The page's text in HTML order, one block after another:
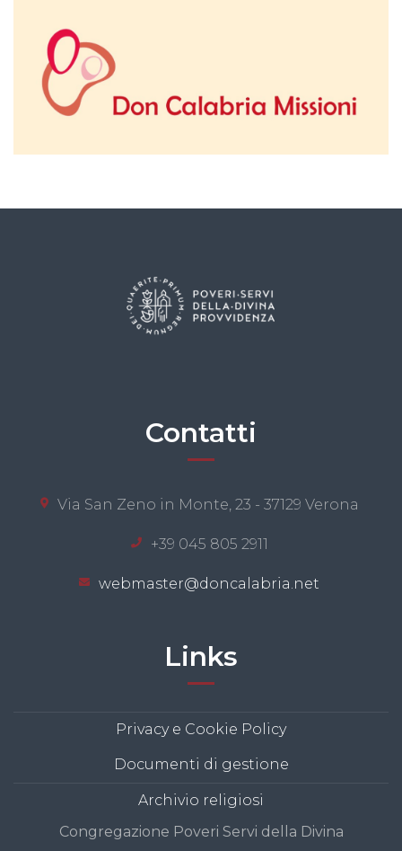
Contatti
Via San Zeno in Monte, 23 - 37129 Verona
+39 045 805 2911
webmaster@doncalabria.net
Links
Privacy e Cookie Policy
Documenti di gestione
Archivio religiosi
Congregazione Poveri Servi della Divina